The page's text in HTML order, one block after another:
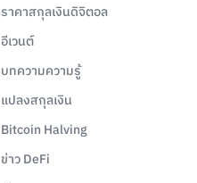
ราคาสกุลเงินดิจิตอล
อีเวนต์
บทความความรู้
แปลงสกุลเงิน
Bitcoin Halving
ข่าว DeFi